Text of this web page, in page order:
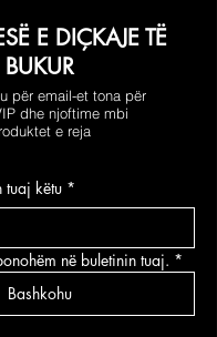
E DIÇKAJE TË
BUKUR
për email-et tona për
dhe njoftime mbi
e reja
tuaj këtu *
në buletinin tuaj. *
Bashkohu